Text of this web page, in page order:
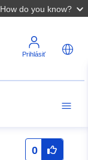
How do you know?
Prihlásiť
0